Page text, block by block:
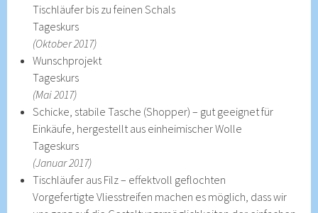
Tischläufer bis zu feinen Schals
Tageskurs
(Oktober 2017)
Wunschprojekt
Tageskurs
(Mai 2017)
Schicke, stabile Tasche (Shopper) – gut geeignet für
Einkäufe, hergestellt aus einheimischer Wolle
Tageskurs
(Januar 2017)
Tischläufer aus Filz – effektvoll geflochten
Vorgefertigte Vliesstreifen machen es möglich, dass wir